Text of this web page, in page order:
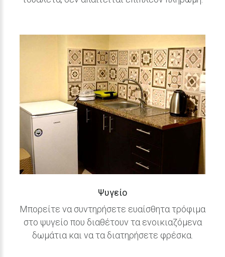
Ψυγείο
Μπορείτε να συντηρήσετε ευαίσθητα τρόφιμα
στο ψυγείο που διαθέτουν τα ενοικιαζόμενα
δωμάτια και να τα διατηρήσετε φρέσκα.